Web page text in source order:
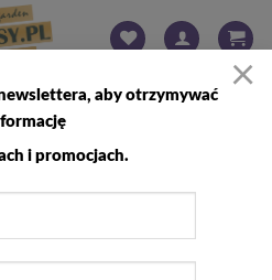
FILTRUJ
×
aby otrzymywać
i promocjach.